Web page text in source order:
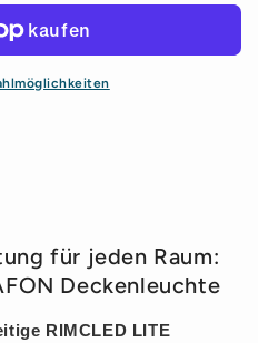
für jeden Raum:
Deckenleuchte
RIMCLED LITE